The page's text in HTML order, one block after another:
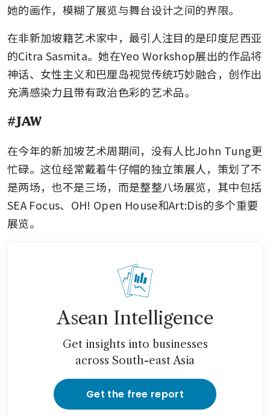
她的画作，模糊了展览与舞台设计之间的界限。
在非新加坡籍艺术家中，最引人注目的是印度尼西亚
的Citra Sasmita。她在Yeo Workshop展出的作品将
神话、女性主义和巴厘岛视觉传统巧妙融合，创作出
充满感染力且带有政治色彩的艺术品。
#JAW
在今年的新加坡艺术周期间，没有人比John Tung更
忙碌。这位经常戴着牛仔帽的独立策展人，策划了不
是两场，也不是三场，而是整整八场展览，其中包括
SEA Focus、OH! Open House和Art:Dis的多个重要
展览。
Asean Intelligence
Get insights into businesses
across South-east Asia
Get the free report